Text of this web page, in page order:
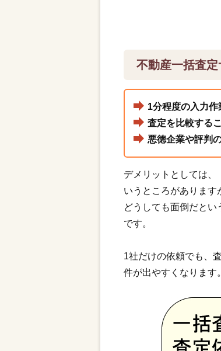
不動産一括査定
1分程度の入力作
査定を比較する
悪徳企業や評判
デメリットとしては、
いうところがあります
どうしても面倒だとい
です。
1社だけの依頼でも、
件が出やすくなります。